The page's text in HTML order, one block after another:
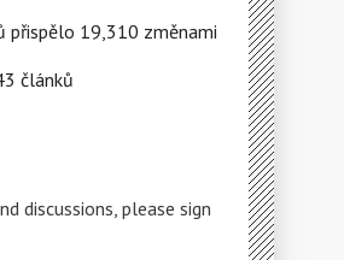
přispělo 19,310 změnami
článků
discussions, please sign